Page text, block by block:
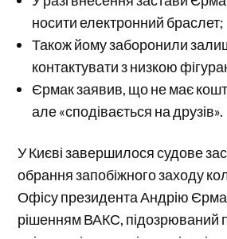
носити електронний браслет;
Також йому заборонили
контактувати з низкою
Єрмак заявив, що не має
але «сподівається на друзів».
У Києві завершилося судове
обрання запобіжного заходу
Офісу президента Андрію
рішенням ВАКС, підозрюваний